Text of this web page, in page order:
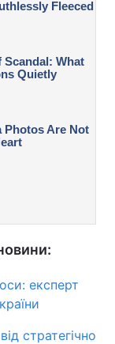
експерт
стратегічно